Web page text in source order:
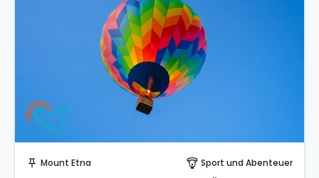
push_pin Mount Etna paragliding Sport und Abenteuer